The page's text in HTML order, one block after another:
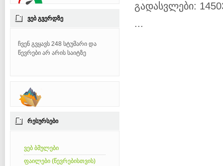
ᲕᲔᲑ ᲒᲕᲔᲠᲓᲖᲔ
ჩვენ გვყავს 248 სტუმარი და
წევრები არ არის საიტზე
ᲠᲔᲡᲣᲠᲡᲔᲑᲘ
ვებ ბმულები
ფაილები (წევრებისთვის)
გადასვლები:
...